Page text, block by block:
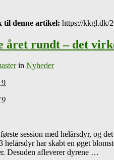
til denne artikel: https://kkgl.dk/
året rundt – det
in Nyheder
session med helårsdyr, og
helårsdyr har skabt en øget
Desuden afleverer dyrene …